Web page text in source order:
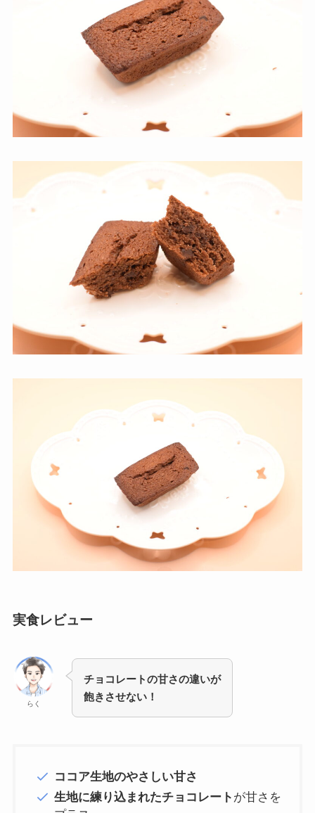
実食レビュー
らく
チョコレートの甘さの違いが
飽きさせない！
ココア生地のやさしい甘さ
生地に練り込まれたチョコレート が甘さを